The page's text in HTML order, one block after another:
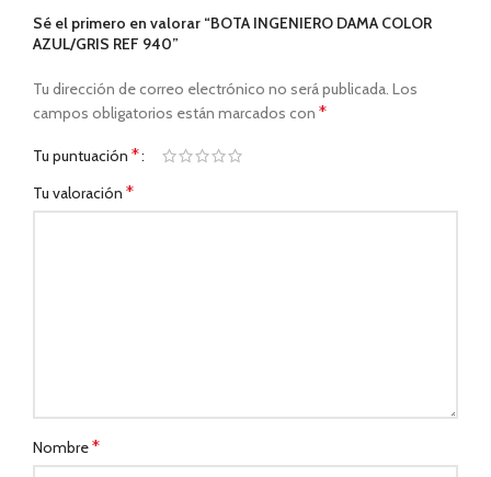
Sé el primero en valorar “BOTA INGENIERO DAMA COLOR
AZUL/GRIS REF 940”
Tu dirección de correo electrónico no será publicada. Los
campos obligatorios están marcados con *
Tu puntuación *
Tu valoración *
Nombre*